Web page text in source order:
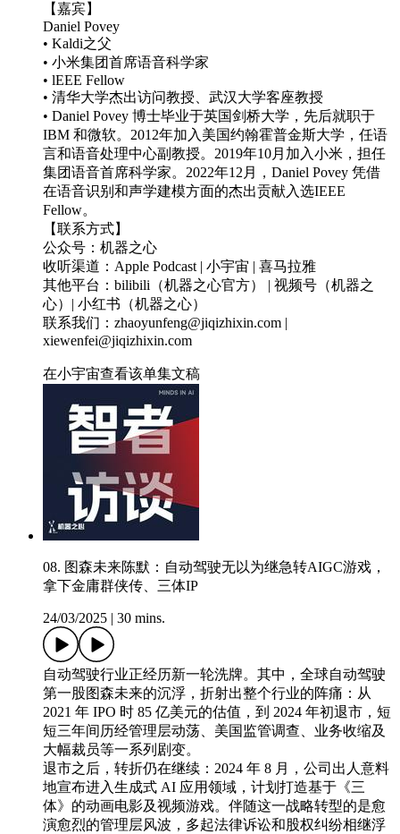
【嘉宾】
Daniel Povey
• Kaldi之父
• 小米集团首席语音科学家
• lEEE Fellow
• 清华大学杰出访问教授、武汉大学客座教授
• Daniel Povey 博士毕业于英国剑桥大学，先后就职于
IBM 和微软。2012年加入美国约翰霍普金斯大学，任语
言和语音处理中心副教授。2019年10月加入小米，担任
集团语音首席科学家。2022年12月，Daniel Povey 凭借
在语音识别和声学建模方面的杰出贡献入选IEEE
Fellow。
【联系方式】
公众号：机器之心
收听渠道：Apple Podcast | 小宇宙 | 喜马拉雅
其他平台：bilibili（机器之心官方） | 视频号（机器之
心）| 小红书（机器之心）
联系我们：zhaoyunfeng@jiqizhixin.com |
xiewenfei@jiqizhixin.com
在小宇宙查看该单集文稿
08. 图森未来陈默：自动驾驶无以为继急转AIGC游戏，
拿下金庸群侠传、三体IP
24/03/2025 30 mins.
自动驾驶行业正经历新一轮洗牌。其中，全球自动驾驶
第一股图森未来的沉浮，折射出整个行业的阵痛：从
2021 年 IPO 时 85 亿美元的估值，到 2024 年初退市，短
短三年间历经管理层动荡、美国监管调查、业务收缩及
大幅裁员等一系列剧变。
退市之后，转折仍在继续：2024 年 8 月，公司出人意料
地宣布进入生成式 AI 应用领域，计划打造基于《三
体》的动画电影及视频游戏。伴随这一战略转型的是愈
演愈烈的管理层风波，多起法律诉讼和股权纠纷相继浮